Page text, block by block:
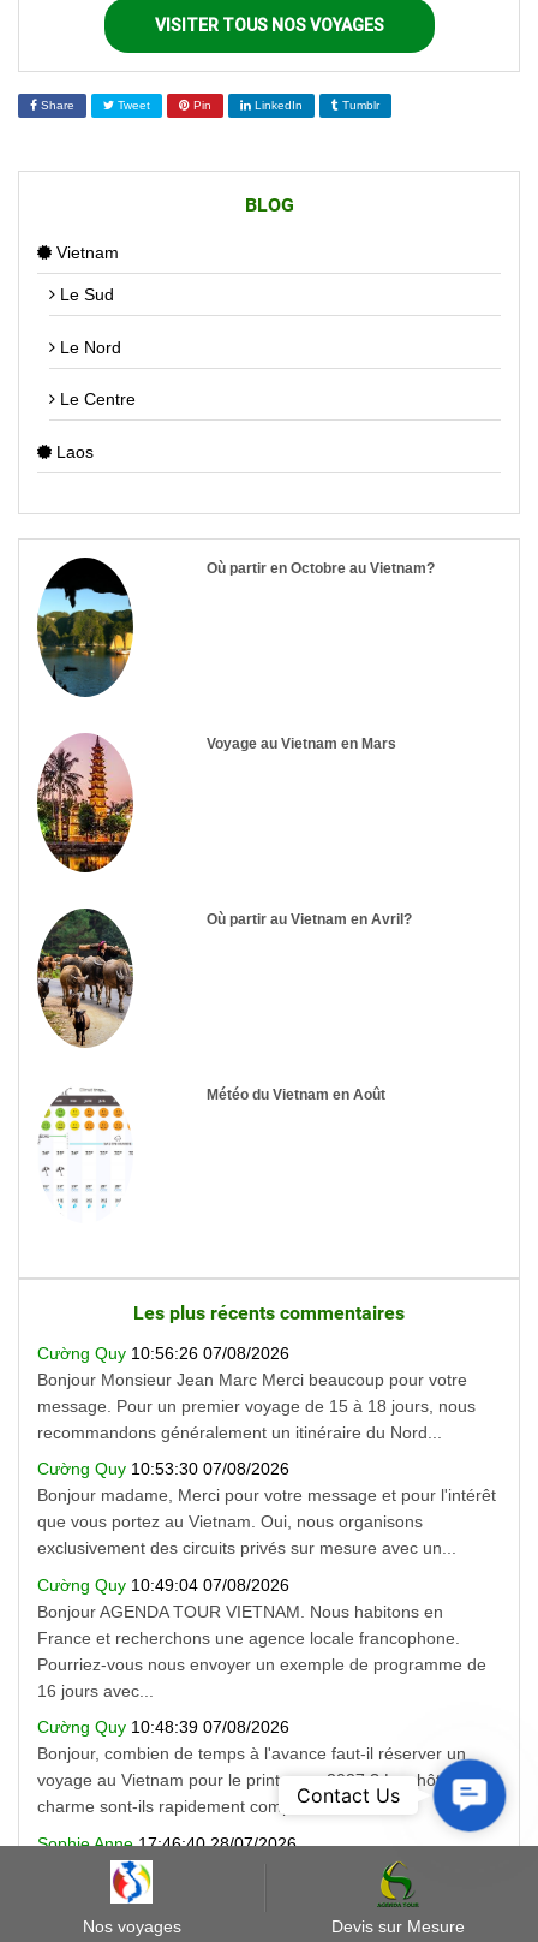
VISITER TOUS NOS VOYAGES
Share Tweet Pin LinkedIn Tumblr
BLOG
Vietnam
Le Sud
Le Nord
Le Centre
Laos
Où partir en Octobre au Vietnam?
Voyage au Vietnam en Mars
Où partir au Vietnam en Avril?
Météo du Vietnam en Août
Les plus récents commentaires
Cường Quy 10:56:26 07/08/2026
Bonjour Monsieur Jean Marc Merci beaucoup pour votre
message. Pour un premier voyage de 15 à 18 jours, nous
recommandons généralement un itinéraire du Nord...
Cường Quy 10:53:30 07/08/2026
Bonjour madame, Merci pour votre message et pour l'intérêt
que vous portez au Vietnam. Oui, nous organisons
exclusivement des circuits privés sur mesure avec un...
Cường Quy 10:49:04 07/08/2026
Bonjour AGENDA TOUR VIETNAM. Nous habitons en
France et recherchons une agence locale francophone.
Pourriez-vous nous envoyer un exemple de programme de
16 jours avec...
Cường Quy 10:48:39 07/08/2026
Bonjour, combien de temps à l'avance faut-il réserver un
voyage au Vietnam pour le printemps 2027 ? Les hôtels de
charme sont-ils rapidement complets ?
Sophie Anne17:46:40 28/07/2026
Bonjour, nous sommes un couple de retraités et nous
envisageons un voyage au Vietnam en mars 2027.
Proposez-vous des circuits privés avec un guide
Nos voyages Devis sur Mesure
Contact
Us
Contact Us